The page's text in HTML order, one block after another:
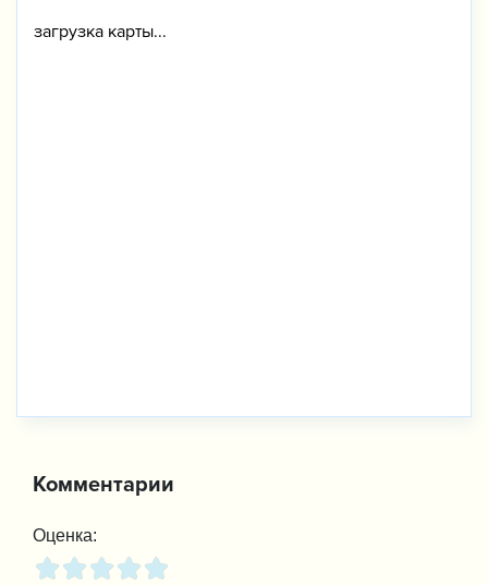
загрузка карты...
Комментарии
Оценка: